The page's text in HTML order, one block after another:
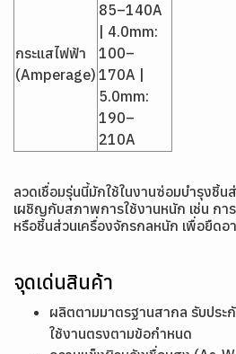
กระแสไฟฟ้า
(Amperage)
85–140A
| 4.0mm:
100–
170A |
5.0mm:
190–
210A
ลวดเชื่อมรุ่นนี้มักใช้ในงานซ่อมบำรุงชิ้
เผชิญกับสภาพการใช้งานหนัก เช่น กา
หรือชิ้นส่วนเครื่องจักรกลหนัก เพื่อยืดอ
จุดเด่นสินค้า
ผลิตตามมาตรฐานสากล รับปร
ใช้งานตรงตามข้อกำหนด